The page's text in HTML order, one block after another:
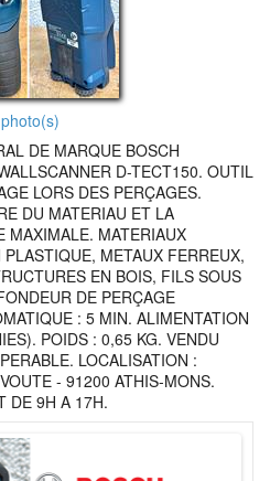
DE MARQUE BOSCH
D-TECT150. OUTIL
LORS DES PERÇAGES.
DU MATERIAU ET LA
MAXIMALE. MATERIAUX
METAUX FERREUX,
EN BOIS, FILS SOUS
DE PERÇAGE
: 5 MIN. ALIMENTATION
POIDS : 0,65 KG. VENDU
LOCALISATION :
- 91200 ATHIS-MONS.
DE 9H A 17H.